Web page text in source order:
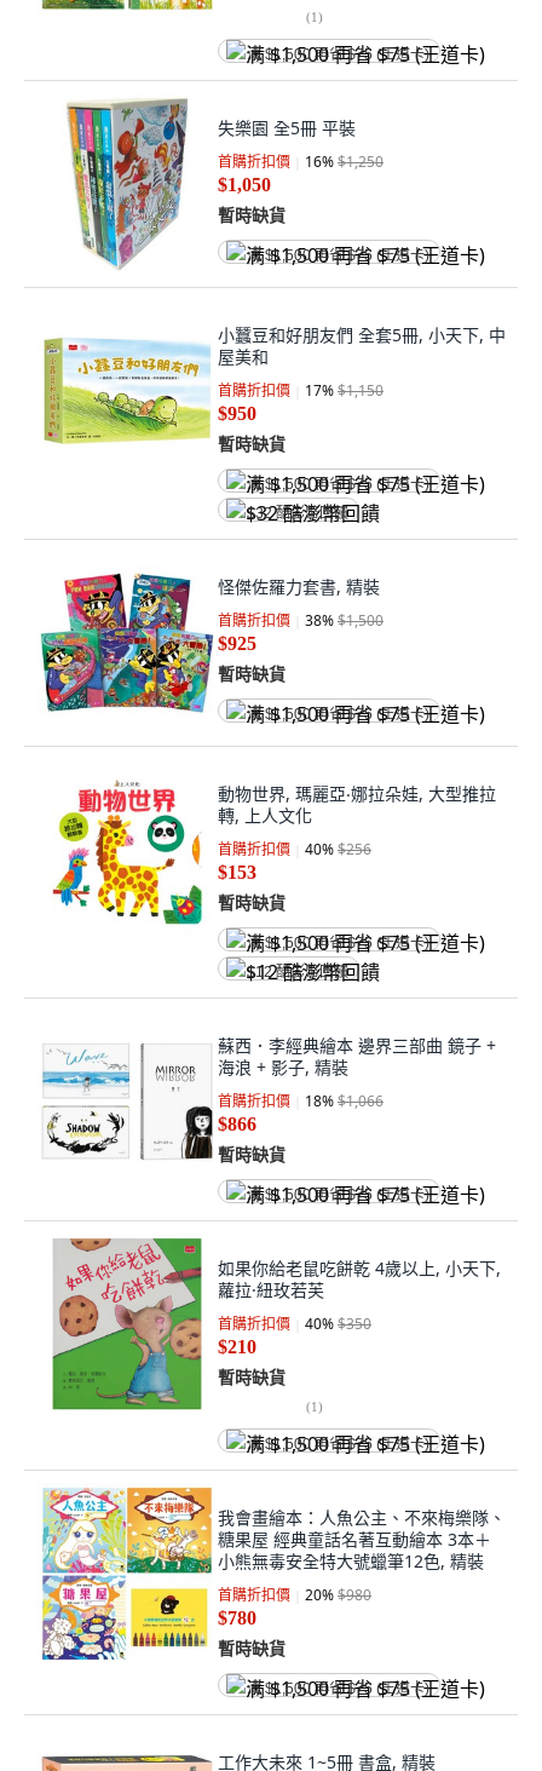
(1)
满 $1,500 再省 $75 (王道卡)
失樂園 全5冊 平裝
首購折扣價 16%$1,250
$1,050
暫時缺貨
满 $1,500 再省 $75 (王道卡)
小蠶豆和好朋友們 全套5冊, 小天下, 中
屋美和
首購折扣價 17%$1,150
$950
暫時缺貨
满 $1,500 再省 $75 (王道卡)
$32 酷澎幣回饋
怪傑佐羅力套書, 精裝
首購折扣價 38%$1,500
$925
暫時缺貨
满 $1,500 再省 $75 (王道卡)
動物世界, 瑪麗亞‧娜拉朵娃, 大型推拉
轉, 上人文化
首購折扣價 40%$256
$153
暫時缺貨
满 $1,500 再省 $75 (王道卡)
$12 酷澎幣回饋
蘇西．李經典繪本 邊界三部曲 鏡子 +
海浪 + 影子, 精裝
首購折扣價 18%$1,066
$866
暫時缺貨
满 $1,500 再省 $75 (王道卡)
如果你給老鼠吃餅乾 4歲以上, 小天下,
蘿拉·紐玫若芙
首購折扣價 40%$350
$210
暫時缺貨
(1)
满 $1,500 再省 $75 (王道卡)
我會畫繪本：人魚公主、不來梅樂隊、
糖果屋 經典童話名著互動繪本 3本＋
小熊無毒安全特大號蠟筆12色, 精裝
首購折扣價 20%$980
$780
暫時缺貨
满 $1,500 再省 $75 (王道卡)
工作大未來 1~5冊 書盒, 精裝